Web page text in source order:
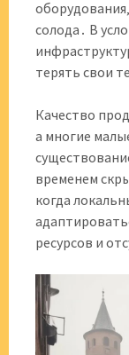
солода․ В
терять свои
Качество
а многие
временем
когда
ресурсов и